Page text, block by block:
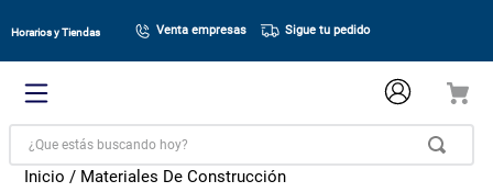
Horarios y Tiendas Venta empresas Sigue tu pedido
¿Que estás buscando hoy?
Materiales De Construcción